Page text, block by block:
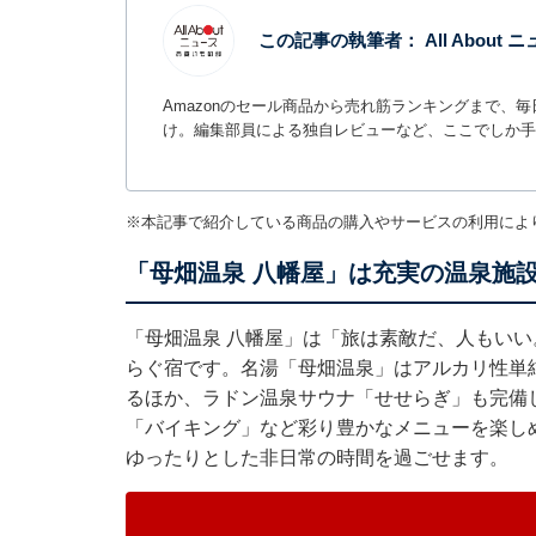
この記事の執筆者： All About ニ
Amazonのセール商品から売れ筋ランキングまで、
け。編集部員による独自レビューなど、ここでしか
※本記事で紹介している商品の購入やサービスの利用に
「母畑温泉 八幡屋」は充実の温泉施
「母畑温泉 八幡屋」は「旅は素敵だ、人もい
らぐ宿です。名湯「母畑温泉」はアルカリ性
るほか、ラドン温泉サウナ「せせらぎ」も完
「バイキング」など彩り豊かなメニューを楽
ゆったりとした非日常の時間を過ごせます。